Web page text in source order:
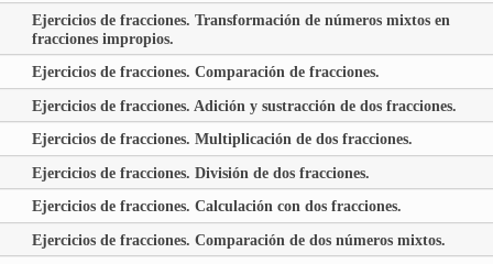
Ejercicios de fracciones. Transformación de números mixtos en
fracciones impropios.
Ejercicios de fracciones. Comparación de fracciones.
Ejercicios de fracciones. Adición y sustracción de dos fracciones.
Ejercicios de fracciones. Multiplicación de dos fracciones.
Ejercicios de fracciones. División de dos fracciones.
Ejercicios de fracciones. Calculación con dos fracciones.
Ejercicios de fracciones. Comparación de dos números mixtos.